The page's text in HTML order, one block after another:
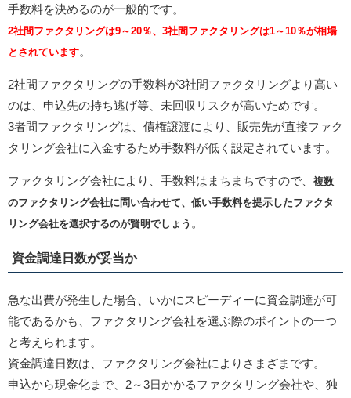
手数料を決めるのが一般的です。
2社間ファクタリングは9～20％、3社間ファクタリングは1～10％が相場
とされています。
2社間ファクタリングの手数料が3社間ファクタリングより高い
のは、申込先の持ち逃げ等、未回収リスクが高いためです。
3者間ファクタリングは、債権譲渡により、販売先が直接ファク
タリング会社に入金するため手数料が低く設定されています。
ファクタリング会社により、手数料はまちまちですので、 複数
のファクタリング会社に問い合わせて、低い手数料を提示したファクタ
リング会社を選択するのが賢明でしょう 。
資金調達日数が妥当か
急な出費が発生した場合、いかにスピーディーに資金調達が可
能であるかも、ファクタリング会社を選ぶ際のポイントの一つ
と考えられます。
資金調達日数は、ファクタリング会社によりさまざまです。
申込から現金化まで、2～3日かかるファクタリング会社や、独